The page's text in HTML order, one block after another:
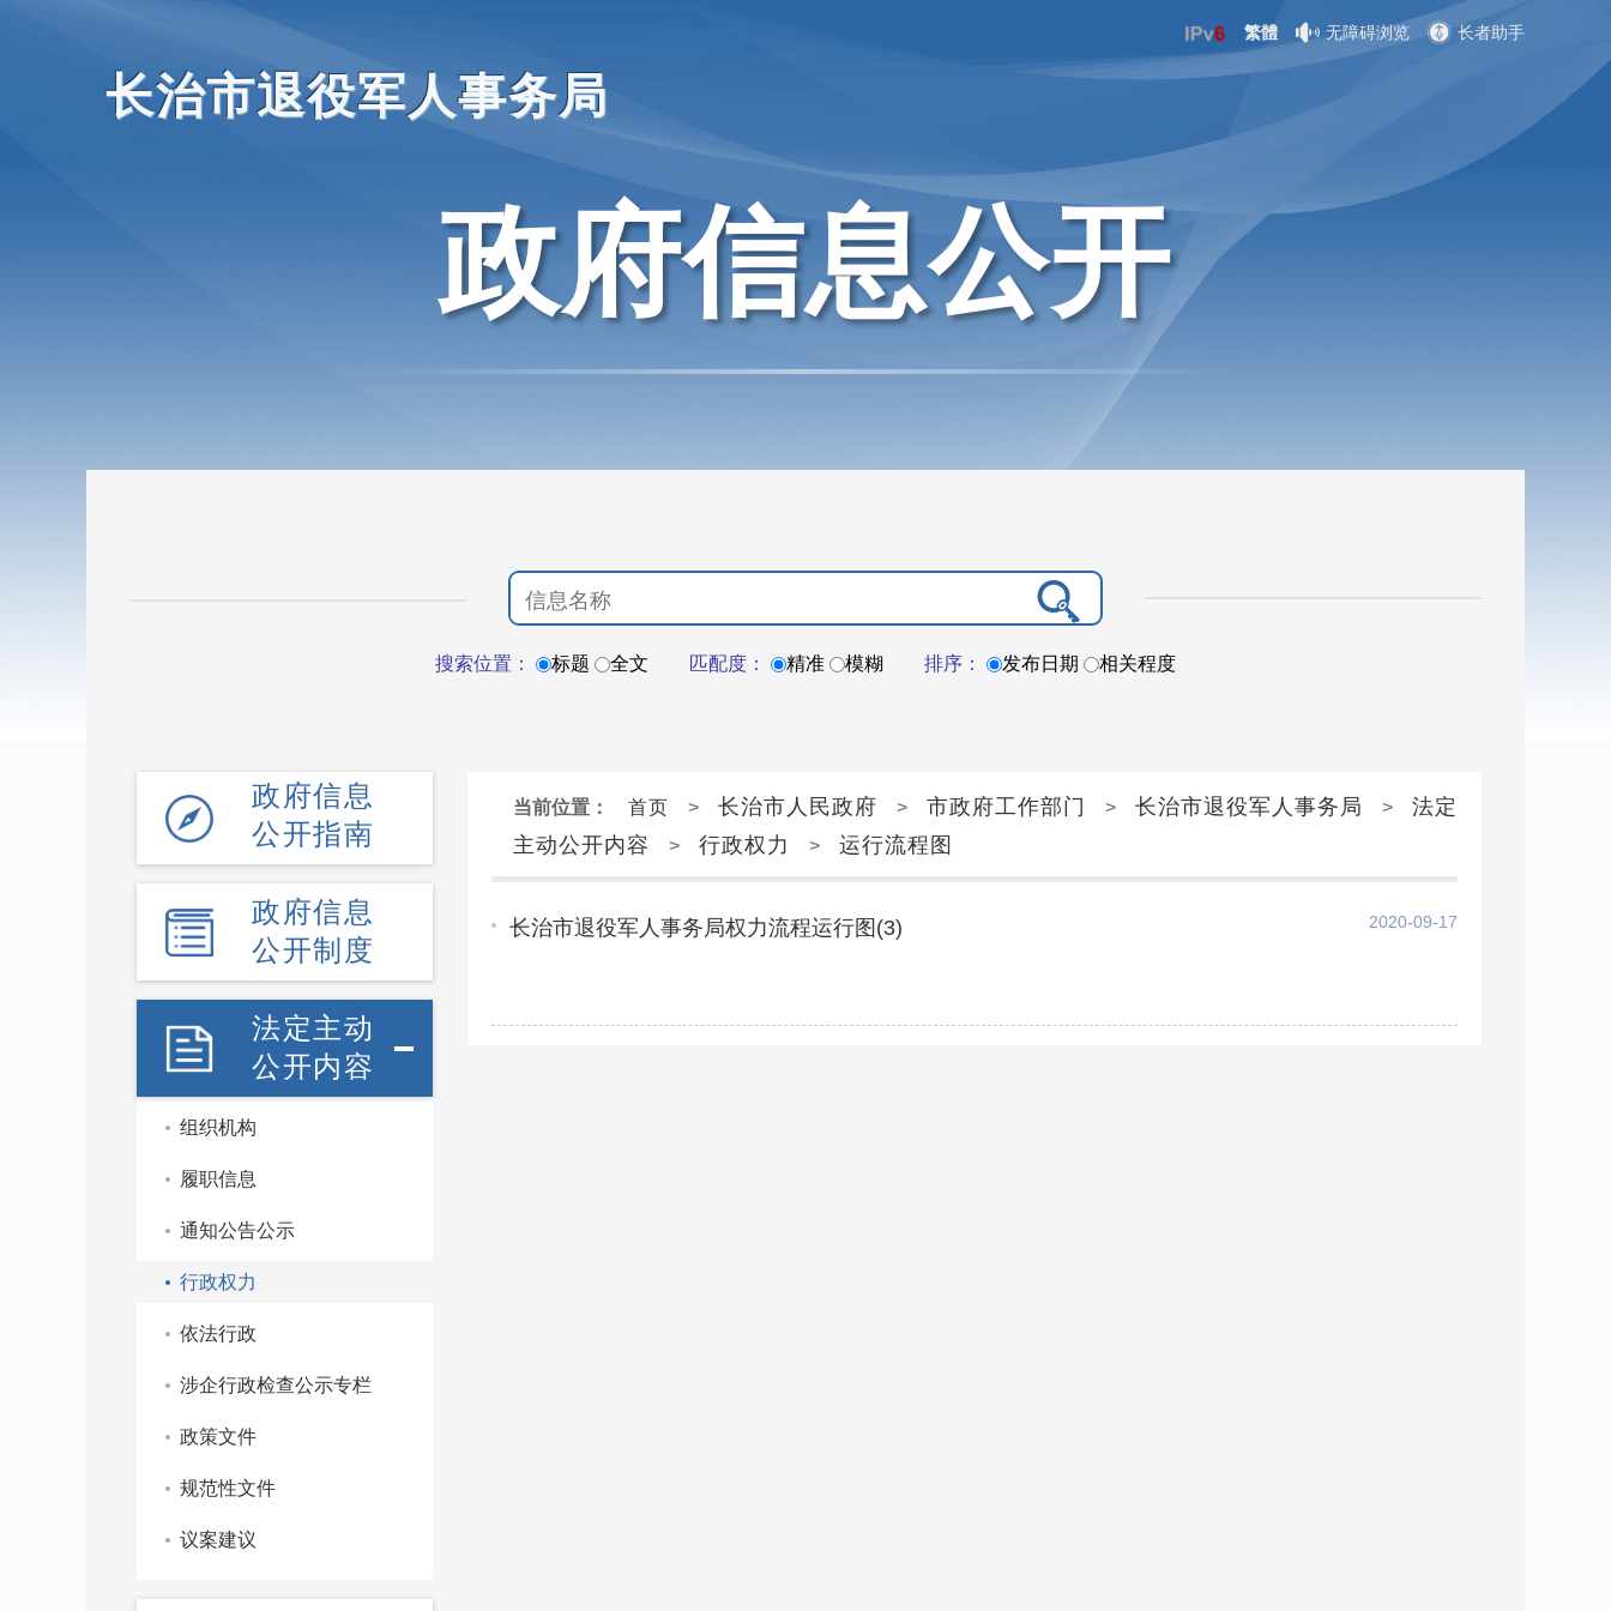
长治市退役军人事务局
繁體 无障碍浏览 长者助手
政府信息公开
搜索位置： 标题 全文 匹配度： 精准 模糊 排序： 发布日期 相关程度
政府信息
公开指南
政府信息
公开制度
法定主动
公开内容
组织机构
履职信息
通知公告公示
行政权力
依法行政
涉企行政检查公示专栏
政策文件
规范性文件
议案建议
当前位置： 首页 > 长治市人民政府 > 市政府工作部门 > 长治市退役军人事务局 >
法定
主动公开内容
> 行政权力 > 运行流程图
长治市退役军人事务局权力流程运行图(3) 2020-09-17